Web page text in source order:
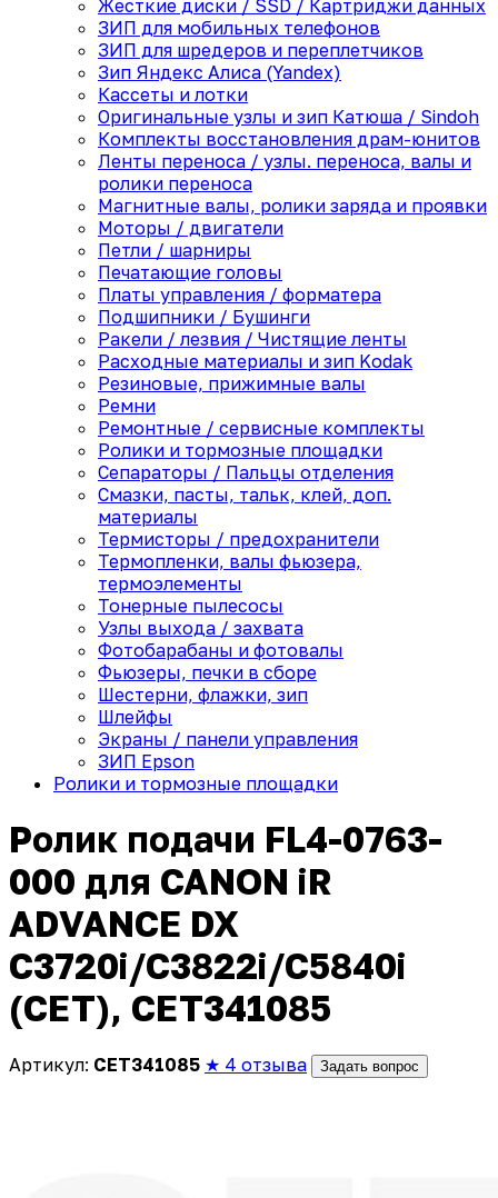
Жесткие диски / SSD / Картриджи данных
ЗИП для мобильных телефонов
ЗИП для шредеров и переплетчиков
Зип Яндекс Алиса (Yandex)
Кассеты и лотки
Оригинальные узлы и зип Катюша / Sindoh
Комплекты восстановления драм-юнитов
Ленты переноса / узлы. переноса, валы и
ролики переноса
Магнитные валы, ролики заряда и проявки
Моторы / двигатели
Петли / шарниры
Печатающие головы
Платы управления / форматера
Подшипники / Бушинги
Ракели / лезвия / Чистящие ленты
Расходные материалы и зип Kodak
Резиновые, прижимные валы
Ремни
Ремонтные / сервисные комплекты
Ролики и тормозные площадки
Сепараторы / Пальцы отделения
Смазки, пасты, тальк, клей, доп.
материалы
Термисторы / предохранители
Термопленки, валы фьюзера,
термоэлементы
Тонерные пылесосы
Узлы выхода / захвата
Фотобарабаны и фотовалы
Фьюзеры, печки в сборе
Шестерни, флажки, зип
Шлейфы
Экраны / панели управления
ЗИП Epson
Ролики и тормозные площадки
Ролик подачи FL4-0763-
000 для CANON iR
ADVANCE DX
C3720i/C3822i/C5840i
(CET), CET341085
Артикул: CET341085 ★ 4 отзыва Задать вопрос